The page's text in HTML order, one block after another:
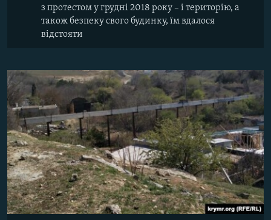
з протестом у грудні 2018 року – і територію, а
також безпеку свого будинку, їм вдалося
відстояти